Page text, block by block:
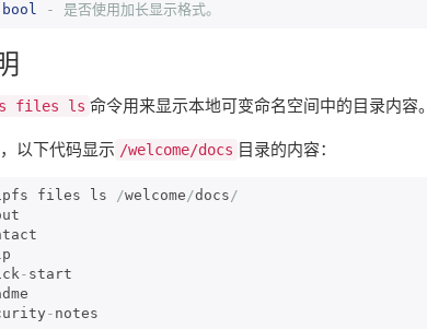
bool - 是否使用加长显示格式。
files ls 命令用来显示本地可变命名空间中的目录内容。
以下代码显示 /welcome/docs 目录的内容：
files ls /welcome /docs /
- start
- notes